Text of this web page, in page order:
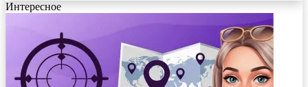
Интересное